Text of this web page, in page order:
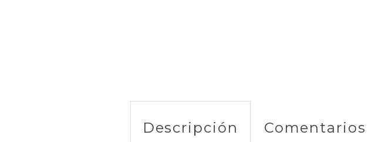
Descripción Comentarios